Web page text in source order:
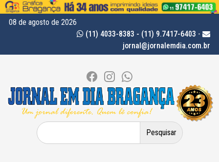
08 de agosto de 2026
(11) 4033-8383 - (11) 9.7417-6403 -
jornal@jornalemdia.com.br
Pesquisar
por: